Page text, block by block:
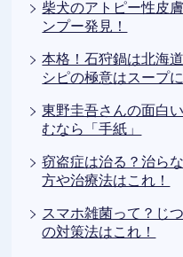
柴犬のアトピー性皮
ンプー発見！
本格！石狩鍋は北海
シピの極意はスープに
東野圭吾さんの面白
むなら「手紙」
窃盗症は治る？治ら
方や治療法はこれ！
スマホ雑菌って？じ
の対策法はこれ！